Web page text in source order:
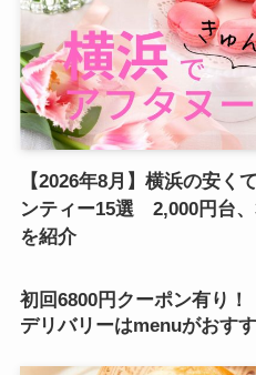
【2026年8月】横浜の安く
ンティー15選 2,000円台
を紹介
初回6800円クーポン有り！
デリバリーはmenuがおす